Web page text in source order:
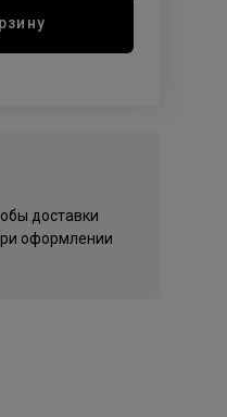
доставки
оформлении